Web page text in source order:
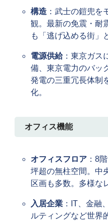
構造：武士の鎧兜を
観。最新の免震・耐
も「逃げ込める街」
電源供給：東京ガス
備、東京電力のバッ
発電の三重冗長体制
化。
オフィス機能
オフィスフロア：8
坪超の無柱空間。中
区画も多数。多様な
入居企業：IT、金融
ルティングなど世界